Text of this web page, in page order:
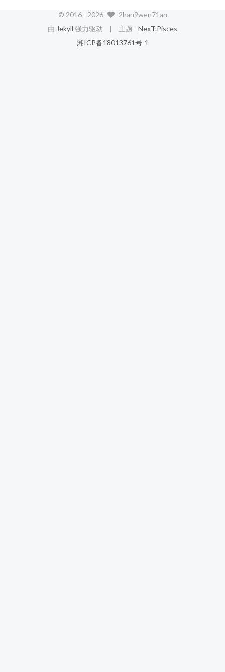
© 2016 - 2026
2han9wen71an
由 Jekyll 强力驱动 主题 - NexT.Pisces
湘ICP备18013761号-1